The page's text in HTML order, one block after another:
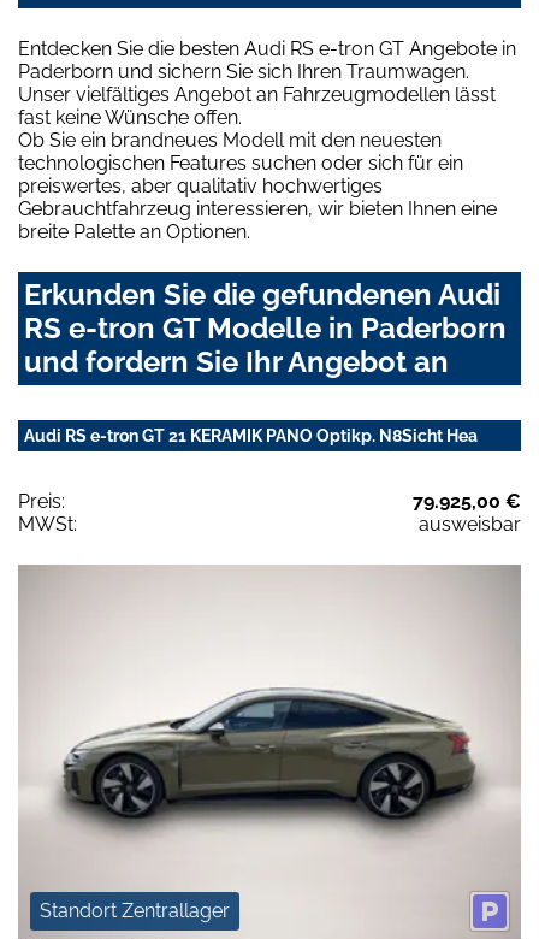
Entdecken Sie die besten Audi RS e-tron GT Angebote in
Paderborn und sichern Sie sich Ihren Traumwagen.
Unser vielfältiges Angebot an Fahrzeugmodellen lässt
fast keine Wünsche offen.
Ob Sie ein brandneues Modell mit den neuesten
technologischen Features suchen oder sich für ein
preiswertes, aber qualitativ hochwertiges
Gebrauchtfahrzeug interessieren, wir bieten Ihnen eine
breite Palette an Optionen.
Erkunden Sie die gefundenen Audi
RS e-tron GT Modelle in Paderborn
und fordern Sie Ihr Angebot an
Audi RS e-tron GT 21 KERAMIK PANO Optikp. N8Sicht Hea
Preis:
79.925,00 €
MWSt:
ausweisbar
Standort Zentrallager